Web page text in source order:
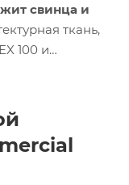
свинца и
ткань,
100 и